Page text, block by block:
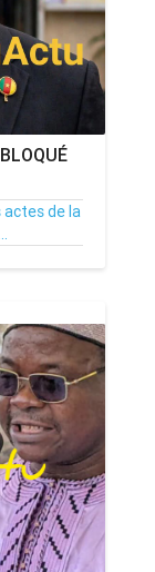
actes de la
0